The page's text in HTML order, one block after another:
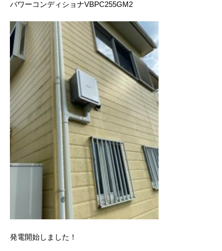
パワーコンディショナVBPC255GM2
発電開始しました！